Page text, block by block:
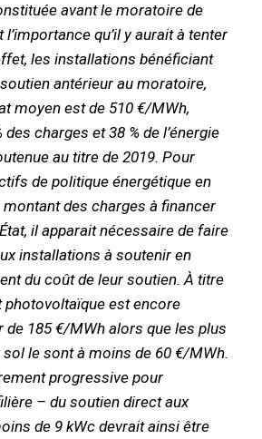
avant le moratoire de
qu’il y aurait à tenter
les installations bénéficiant
antérieur au moratoire,
moyen est de 510 €/MWh,
charges et 38 % de l’énergie
au titre de 2019. Pour
de politique énergétique en
des charges à financer
il apparait nécessaire de faire
installations à soutenir en
du coût de leur soutien. À titre
photovoltaïque est encore
de 185 €/MWh alors que les plus
le sont à moins de 60 €/MWh.
progressive pour
– du soutien direct aux
de 9 kWc devrait ainsi être